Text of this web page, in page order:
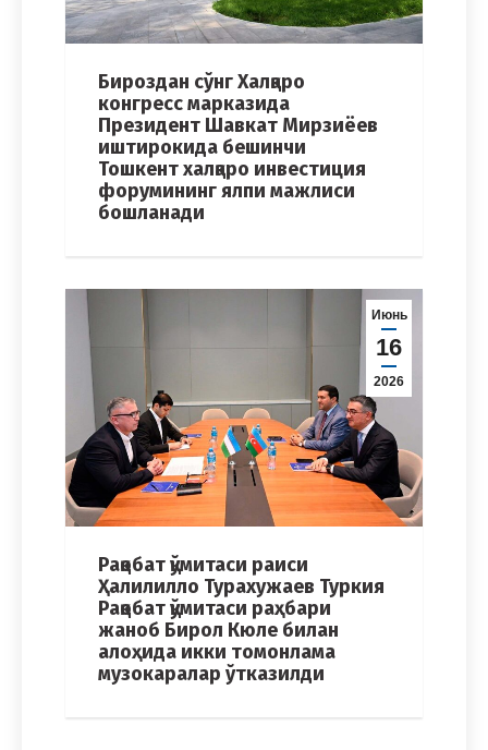
Бироздан сўнг Халқаро
конгресс марказида
Президент Шавкат Мирзиёев
иштирокида бешинчи
Тошкент халқаро инвестиция
форумининг ялпи мажлиси
бошланади
Июнь
16
2026
Рақобат қўмитаси раиси
Ҳалилилло Турахужаев Туркия
Рақобат қўмитаси раҳбари
жаноб Бирол Кюле билан
алоҳида икки томонлама
музокаралар ўтказилди